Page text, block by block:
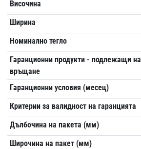
Височина
Ширина
Номинално тегло
Гаранционни продукти - подлежащи на
връщане
Гаранционни условия (месец)
Критерии за валидност на гаранцията
Дълбочина на пакета (мм)
Широчина на пакет (мм)